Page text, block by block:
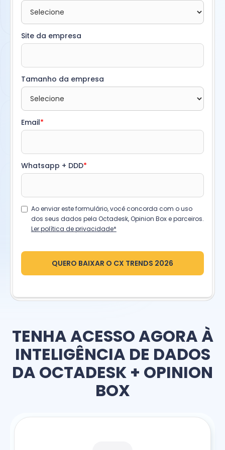
Site da empresa
Tamanho da empresa
Email*
Whatsapp + DDD*
Ao enviar este formulário, você concorda com o uso
dos seus dados pela Octadesk, Opinion Box e parceiros.
Ler política de privacidade*
TENHA ACESSO AGORA À
INTELIGÊNCIA DE DADOS
DA OCTADESK + OPINION
BOX